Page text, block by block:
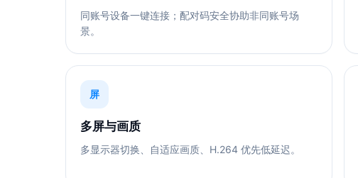
同账号设备一键连接；配对码安全协助非同账号场
景。
屏
多屏与画质
多显示器切换、自适应画质、H.264 优先低延迟。